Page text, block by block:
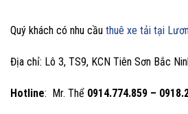
Quý khách có nhu cầu thuê xe tải tại
Địa chỉ: Lô 3, TS9, KCN Tiên Sơn Bắc
Hotline: Mr. Thể 0914.774.859 –